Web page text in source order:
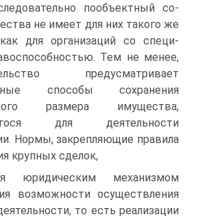
пообъектный со­
не имеет для них такого же
как для организаций со специ­
Тем не менее,
предусматривает
способы сохранения
размера имущества,
для дея­тельности
Нормы, закрепляющие правила
крупных сделок,
юридическим механизмом
возможности осуществления
то есть реализации